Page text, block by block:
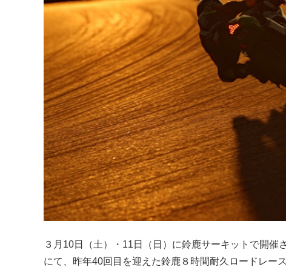
３月10日（土）・11日（日）に鈴鹿サーキットで開催
にて、昨年40回目を迎えた鈴鹿８時間耐久ロードレー